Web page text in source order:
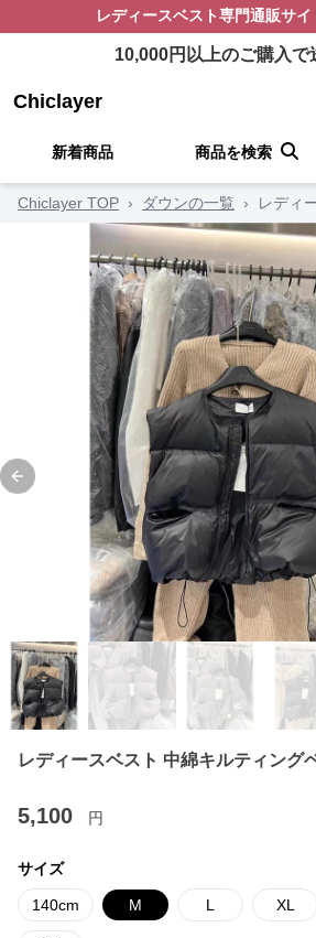
レディースベスト専門通販サイ
10,000円以上のご購入で
Chiclayer
新着商品 商品を検索
Chiclayer TOP › ダウンの一覧 › レディ
Previous slide
レディースベスト 中綿キルティング
5,100 円
サイズ
140cm M L XL